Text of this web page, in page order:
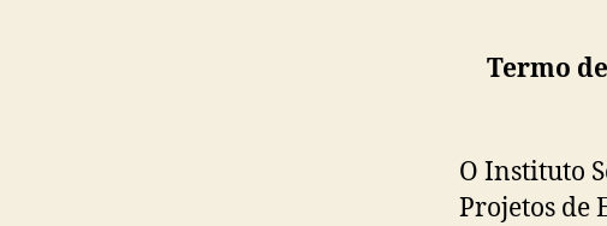
Termo
O Instituto
Projetos de